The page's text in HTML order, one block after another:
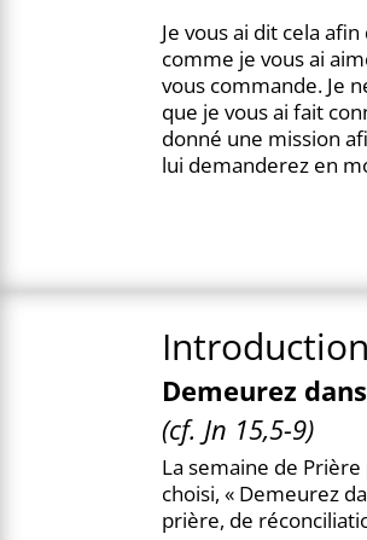
Je vous ai dit cela
comme je vous ai
vous commande. Je
que je vous ai fait
donné une mission
lui demanderez en
Demeurez
(cf. Jn 15,5-9)
La semaine de
choisi, « Demeurez
prière, de